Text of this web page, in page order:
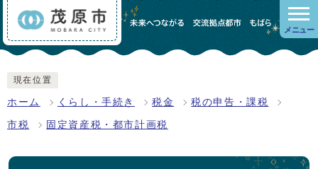
メニュー
現在位置
ホーム くらし・手続き 税金 税の申告・課税
市税 固定資産税・都市計画税